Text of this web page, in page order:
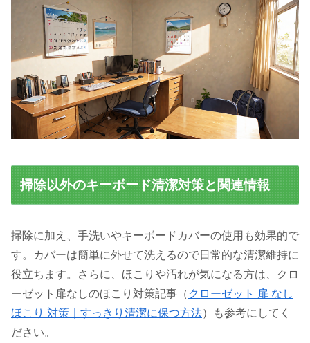
掃除以外のキーボード清潔対策と関連情報
掃除に加え、手洗いやキーボードカバーの使用も効果的で
す。カバーは簡単に外せて洗えるので日常的な清潔維持に
役立ちます。さらに、ほこりや汚れが気になる方は、クロ
ーゼット扉なしのほこり対策記事（ クローゼット 扉 なし
ほこり 対策｜すっきり清潔に保つ方法）も参考にしてく
ださい。